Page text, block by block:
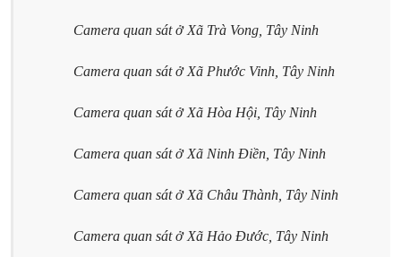
Camera quan sát ở Xã Trà Vong, Tây Ninh
Camera quan sát ở Xã Phước Vinh, Tây Ninh
Camera quan sát ở Xã Hòa Hội, Tây Ninh
Camera quan sát ở Xã Ninh Điền, Tây Ninh
Camera quan sát ở Xã Châu Thành, Tây Ninh
Camera quan sát ở Xã Hảo Đước, Tây Ninh